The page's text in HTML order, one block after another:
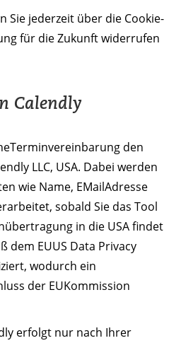
Sie jederzeit über die Cookie-
für die Zukunft widerrufen
Calendly
den
LLC, USA. Dabei werden
wie Name, EMailAdresse
sobald Sie das Tool
in die USA findet
dem EUUS Data Privacy
wodurch ein
der EUKommission
erfolgt nur nach Ihrer